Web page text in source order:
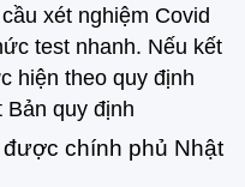
xét nghiệm Covid
test nhanh. Nếu kết
hiện theo quy định
quy định
chính phủ Nhật